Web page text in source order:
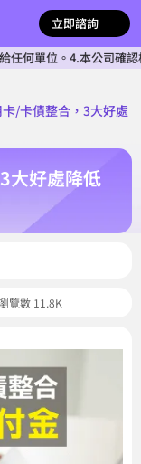
立即諮詢
公司確認核貸前不會
/卡債整合，3大好處
大好處降低
覽數 11.8K